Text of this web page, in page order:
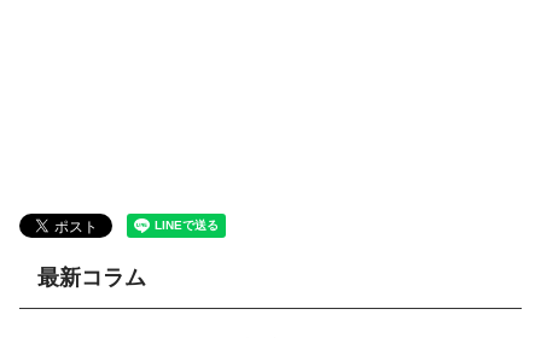
最新コラム